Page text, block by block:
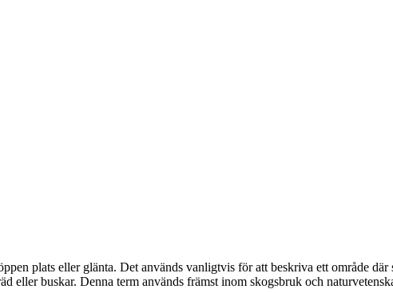
plats eller glänta. Det används vanligtvis för att beskriva ett område
eller buskar. Denna term används främst inom skogsbruk och